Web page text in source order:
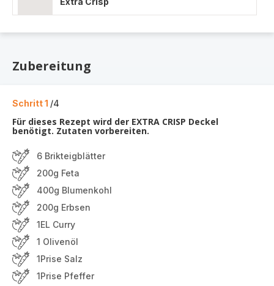
Zubereitung
Schritt 1 /4
Für dieses Rezept wird der EXTRA CRISP Deckel
benötigt. Zutaten vorbereiten.
6 Brikteigblätter
200g Feta
400g Blumenkohl
200g Erbsen
1EL Curry
1 Olivenöl
1Prise Salz
1Prise Pfeffer